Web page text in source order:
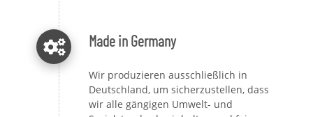
Made in Germany
Wir produzieren ausschließlich in
Deutschland, um sicherzustellen, dass
wir alle gängigen Umwelt- und